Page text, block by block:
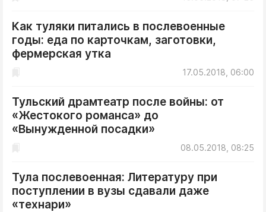
Как туляки питались в послевоенные
годы: еда по карточкам, заготовки,
фермерская утка
17.05.2018, 06:00
Тульский драмтеатр после войны: от
«Жестокого романса» до
«Вынужденной посадки»
08.05.2018, 08:25
Тула послевоенная: Литературу при
поступлении в вузы сдавали даже
«технари»